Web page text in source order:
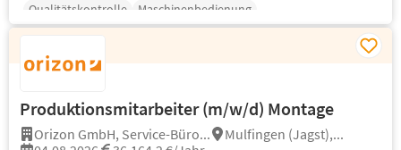
Qualitätskontrolle
Maschinenbedienung
Produktionsmitarbeiter (m/w/d) Montage
Orizon GmbH, Service-Büro...
Mulfingen (Jagst),...